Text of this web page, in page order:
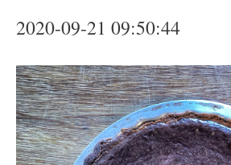
2020-09-21 09:50:44